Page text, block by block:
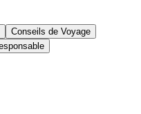
Conseils de Voyage